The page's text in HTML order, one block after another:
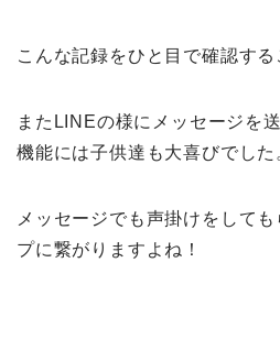
こんな記録をひと目で確認する
またLINEの様にメッセージを
機能には子供達も大喜びでした
メッセージでも声掛けをして
プに繋がりますよね！